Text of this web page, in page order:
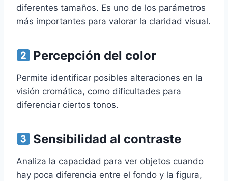
diferentes tamaños. Es uno de los parámetros
más importantes para valorar la claridad visual.
Percepción del color
Permite identificar posibles alteraciones en la
visión cromática, como dificultades para
diferenciar ciertos tonos.
Sensibilidad al contraste
Analiza la capacidad para ver objetos cuando
hay poca diferencia entre el fondo y la figura,